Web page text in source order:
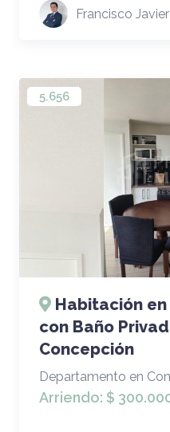
Francisco
5.656
Habitación
con Baño
Concepción
Departamento en
Arriendo: $